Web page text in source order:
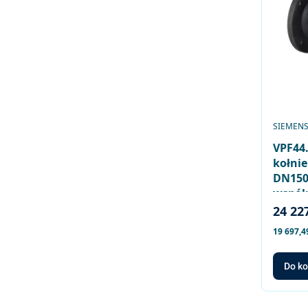
SIEMENS
24
Cena
19
Do